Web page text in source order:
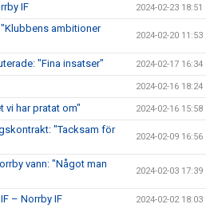
IF 2024-02-23 18:51
"Klubbens ambitioner
2024-02-20 11:53
"Fina insatser" 2024-02-17 16:34
2024-02-16 18:24
vi har pratat om" 2024-02-16 15:58
"Tacksam för
2024-02-09 16:56
vann: "Något man
2024-02-03 17:39
– Norrby IF 2024-02-02 18:03